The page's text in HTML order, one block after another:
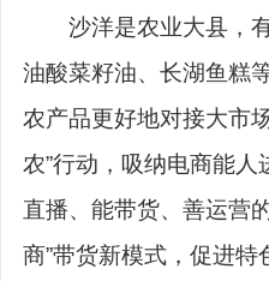
沙洋是农业大县，
油酸菜籽油、长湖鱼糕
农产品更好地对接大市
农”行动，吸纳电商能
直播、能带货、善运营
商”带货新模式，促进